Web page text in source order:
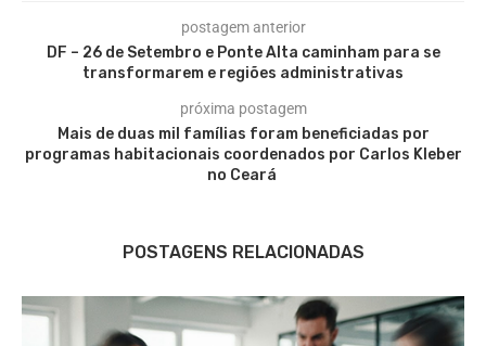
postagem anterior
DF – 26 de Setembro e Ponte Alta caminham para se
transformarem e regiões administrativas
próxima postagem
Mais de duas mil famílias foram beneficiadas por
programas habitacionais coordenados por Carlos Kleber
no Ceará
POSTAGENS RELACIONADAS